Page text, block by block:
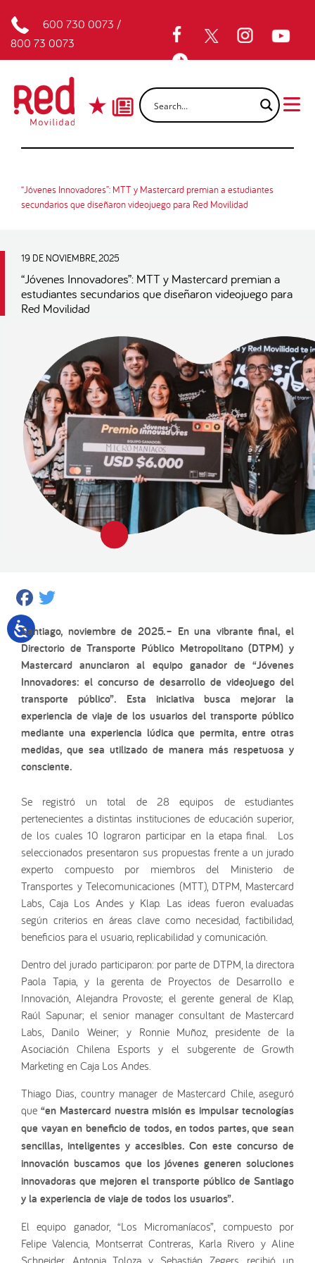
600 730 0073 /
800 73 0073
“Jóvenes Innovadores”: MTT y Mastercard premian a estudiantes
secundarios que diseñaron videojuego para Red Movilidad
19 DE NOVIEMBRE, 2025
“Jóvenes Innovadores”: MTT y Mastercard premian a
estudiantes secundarios que diseñaron videojuego para
Red Movilidad
Facebook
Santiago, noviembre de 2025.– En una vibrante final, el
Directorio de Transporte Público Metropolitano (DTPM) y
Mastercard anunciaron al equipo ganador de “Jóvenes
Innovadores: el concurso de desarrollo de videojuego del
transporte público”. Esta iniciativa busca mejorar la
experiencia de viaje de los usuarios del transporte público
mediante una experiencia lúdica que permita, entre otras
medidas, que sea utilizado de manera más respetuosa y
consciente.
Se registró un total de 28 equipos de estudiantes
pertenecientes a distintas instituciones de educación superior,
de los cuales 10 lograron participar en la etapa final. Los
seleccionados presentaron sus propuestas frente a un jurado
experto compuesto por miembros del Ministerio de
Transportes y Telecomunicaciones (MTT), DTPM, Mastercard
Labs, Caja Los Andes y Klap. Las ideas fueron evaluadas
según criterios en áreas clave como necesidad, factibilidad,
beneficios para el usuario, replicabilidad y comunicación.
Dentro del jurado participaron: por parte de DTPM, la directora
Paola Tapia, y la gerenta de Proyectos de Desarrollo e
Innovación, Alejandra Provoste; el gerente general de Klap,
Raúl Sapunar; el senior manager consultant de Mastercard
Labs, Danilo Weiner; y Ronnie Muñoz, presidente de la
Asociación Chilena Esports y el subgerente de Growth
Marketing en Caja Los Andes.
Thiago Dias, country manager de Mastercard Chile, aseguró
que “en Mastercard nuestra misión es impulsar tecnologías
que vayan en beneficio de todos, en todos partes, que sean
sencillas, inteligentes y accesibles. Con este concurso de
innovación buscamos que los jóvenes generen soluciones
innovadoras que mejoren el transporte público de Santiago
y la experiencia de viaje de todos los usuarios”.
El equipo ganador, “Los Micromaníacos”, compuesto por
Felipe Valencia, Montserrat Contreras, Karla Rivero y Aline
Schneider, Antonia Toloza y Sebastián Zegers, recibió un